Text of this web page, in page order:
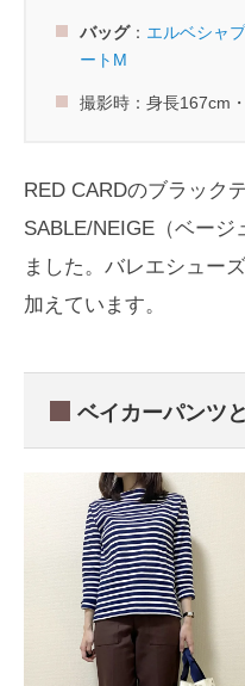
バッグ： エルベシャ
ートM
撮影時：身長167cm
RED CARDのブラック
SABLE/NEIGE（ベー
ました。バレエシュー
加えています。
ベイカーパンツ